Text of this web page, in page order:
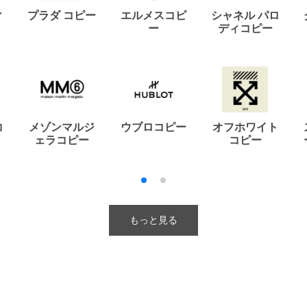
プラダ コピー
エルメスコピ
ー
シャネル パロ
ディコピー
メゾンマルジ
ェラコピー
ウブロコピー
オフホワイト
コピー
もっと見る